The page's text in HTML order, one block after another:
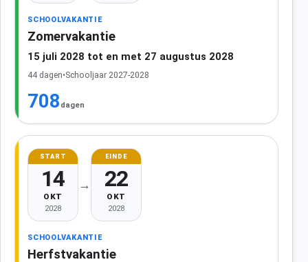
SCHOOLVAKANTIE
Zomervakantie
15 juli 2028 tot en met 27 augustus 2028
44 dagen•Schooljaar 2027-2028
708 dagen
START
14
OKT
2028
→
EINDE
22
OKT
2028
SCHOOLVAKANTIE
Herfstvakantie